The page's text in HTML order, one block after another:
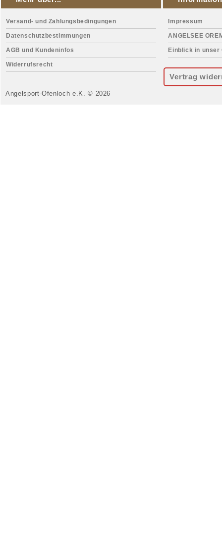
Versand- und Zahlungsbedingungen
Datenschutzbestimmungen
AGB und Kundeninfos
Widerrufsrecht
Impressum
ANGELSEE
Einblick in unser
Vertrag
Angelsport-Ofenloch e.K. © 2026